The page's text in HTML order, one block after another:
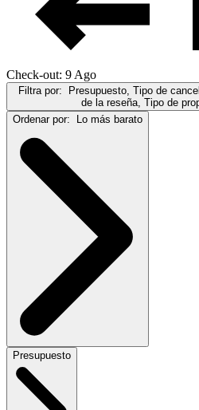
Check-out: 9 Ago
Filtra por:
Presupuesto, Tipo de
de la reseña, Tipo de
Ordenar por:
Lo más barato
Presupuesto